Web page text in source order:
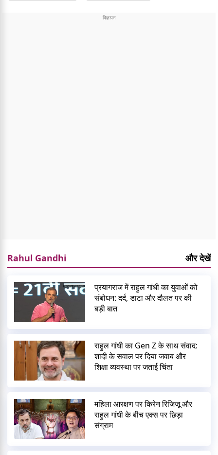
Rahul Gandhi और देखें
प्रयागराज में राहुल गांधी का युवाओं को
संबोधन: दर्द, डाटा और दौलत पर की
बड़ी बात
राहुल गांधी का Gen Z के साथ संवाद:
शादी के सवाल पर दिया जवाब और
शिक्षा व्यवस्था पर जताई चिंता
महिला आरक्षण पर किरेन रिजिजू और
राहुल गांधी के बीच एक्स पर छिड़ा
संग्राम